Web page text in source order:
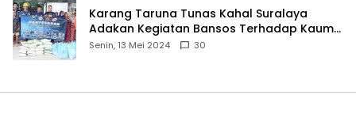
Karang Taruna Tunas Kahal Suralaya
Adakan Kegiatan Bansos Terhadap Kaum
Dhuafa dan Anak Yatim-Piatu
Senin, 13 Mei 2024 30